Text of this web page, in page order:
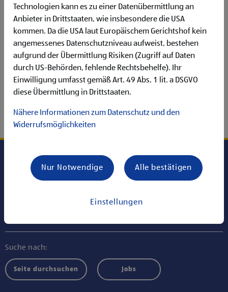
Stellenanzeige leider nicht gefunden.
Leider konnte der gewünschte Inhalt nicht gefunden
werden!
ZUR STARTSEITE
Jobs bei ALDI SÜD HOLDING
Suche nach:
Seite durchsuchen Jobs
Technologien kann es zu einer Datenübermittlung an
Anbieter in Drittstaaten, wie insbesondere die USA
kommen. Da die USA laut Europäischem Gerichtshof kein
angemessenes Datenschutzniveau aufweist, bestehen
aufgrund der Übermittlung Risiken (Zugriff auf Daten
durch US-Behörden, fehlende Rechtsbehelfe). Ihr
Einwilligung umfasst gemäß Art. 49 Abs. 1 lit. a DSGVO
diese Übermittlung in Drittstaaten.
Nähere Informationen zum Datenschutz und den
Widerrufsmöglichkeiten
Einstellungen
Nur Notwendige Alle bestätigen